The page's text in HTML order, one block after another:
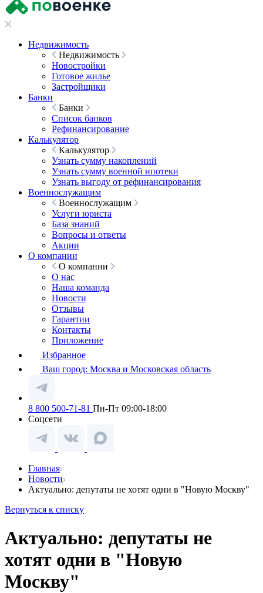
Недвижимость
Недвижимость
Новостройки
Готовое жилье
Застройщики
Банки
Банки
Список банков
Рефинансирование
Калькулятор
Калькулятор
Узнать сумму накоплений
Узнать сумму военной ипотеки
Узнать выгоду от рефинансирования
Военнослужащим
Военнослужащим
Услуги юриста
База знаний
Вопросы и ответы
Акции
О компании
О компании
О нас
Наша команда
Новости
Отзывы
Гарантии
Контакты
Приложение
Избранное
Ваш город: Москва и Московская область
8 800 500-71-81 Пн-Пт 09:00-18:00
Соцсети
Главная
Новости
Актуально: депутаты не хотят одни в "Новую Москву"
Вернуться к списку
Актуально: депутаты не
хотят одни в "Новую
Москву"